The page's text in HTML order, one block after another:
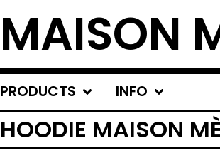
MAISON
PRODUCTS INFO
HOODIE MAISON